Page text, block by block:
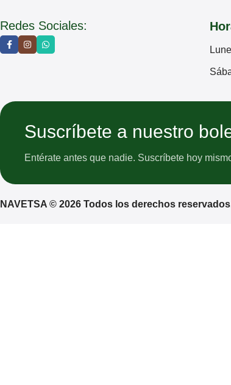
Redes Sociales:
Suscríbete a nuestro
Entérate antes que nadie. Suscríbete hoy
NAVETSA © 2026 Todos los derechos